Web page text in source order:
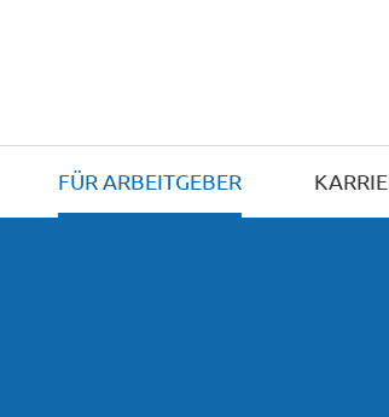
FÜR ARBEITGEBER